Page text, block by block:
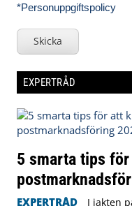
*Personuppgiftspolicy
Skicka
EXPERTRÅD
5 smarta tips
EXPERTRÅD
I jakten